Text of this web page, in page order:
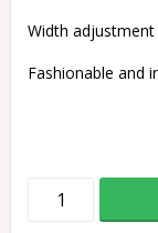
Width
Fashionable and